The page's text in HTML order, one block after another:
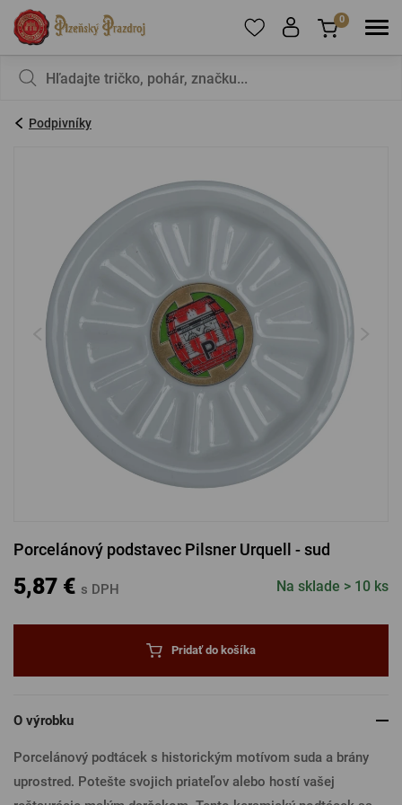
sa
PRIHLÁSIŤ SA
Zabudnuté heslo Nová registrácia
PRIHLÁSENIE CEZ FACEBOOK
PRIHLÁSENIE CEZ GOOGLE
PRIHLÁSENIE CEZ SEZNAM
0
Podpivníky
Porcelánový podstavec Pilsner Urquell - sud
5,87 € s DPH Na sklade > 10 ks
Pridať do košíka
O výrobku
Porcelánový podtácek s historickým motívom suda a brány
uprostred. Potešte svojich priateľov alebo hostí vašej